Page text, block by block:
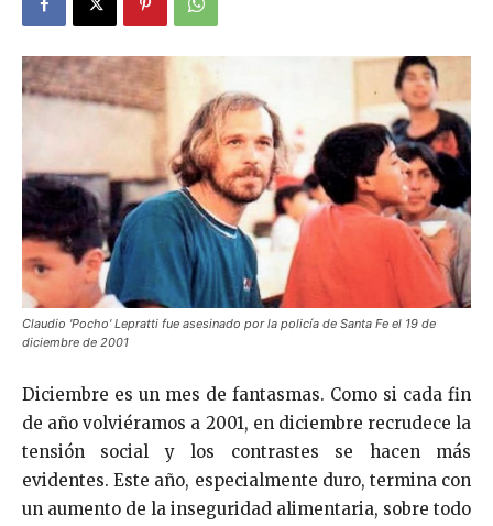
Claudio 'Pocho' Lepratti fue asesinado por la policía de Santa Fe el 19 de
diciembre de 2001
Diciembre es un mes de fantasmas. Como si cada fin
de año volviéramos a 2001, en diciembre recrudece la
tensión social y los contrastes se hacen más
evidentes. Este año, especialmente duro, termina con
un aumento de la inseguridad alimentaria, sobre todo